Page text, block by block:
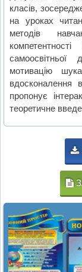
класів,
на уроках
методів
самоосвітньої
мотивацію
вдосконалення
пропонує
теоретичне